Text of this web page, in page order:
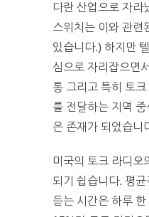
다란 산업으로 자라
스위치는 이와 관련
있습니다.) 하지만
심으로 자리잡으면
통 그리고 특히 토
를 전달하는 지역
은 존재가 되었습니
미국의 토크 라디오
되기 쉽습니다. 평
듣는 시간은 하루